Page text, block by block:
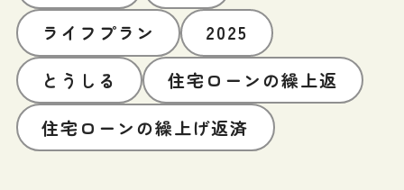
ライフプラン
2025
とうしる
住宅ローンの繰上返
住宅ローンの繰上げ返済